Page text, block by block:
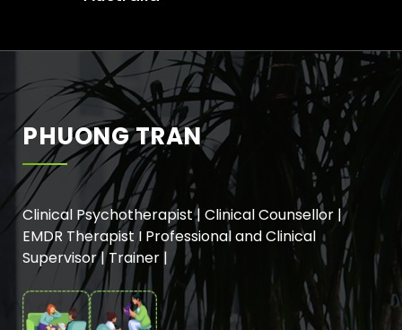
PHUONG TRAN
Clinical Psychotherapist | Clinical Counsellor |
EMDR Therapist I Professional and Clinical
Supervisor | Trainer |